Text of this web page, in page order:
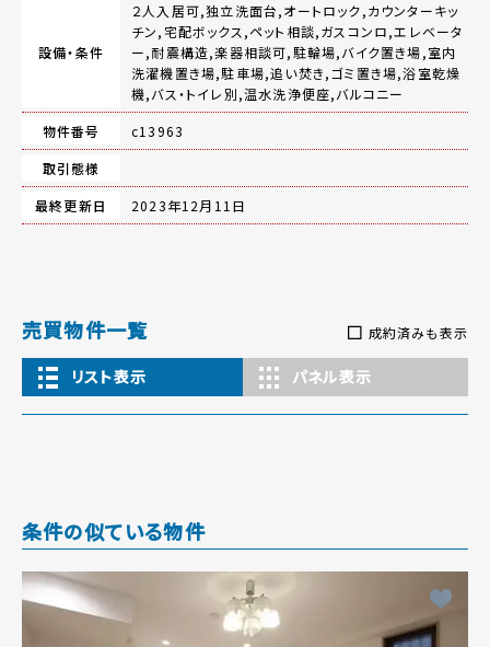
設備・条件
２人入居可,独立洗面台,オートロック,カウンターキッ
チン,宅配ボックス,ペット相談,ガスコンロ,エレベータ
ー,耐震構造,楽器相談可,駐輪場,バイク置き場,室内
洗濯機置き場,駐車場,追い焚き,ゴミ置き場,浴室乾燥
機,バス・トイレ別,温水洗浄便座,バルコニー
物件番号
c13963
取引態様
最終更新日
2023年12月11日
売買物件一覧 成約済みも表示
リスト表示 パネル表示
条件の似ている物件